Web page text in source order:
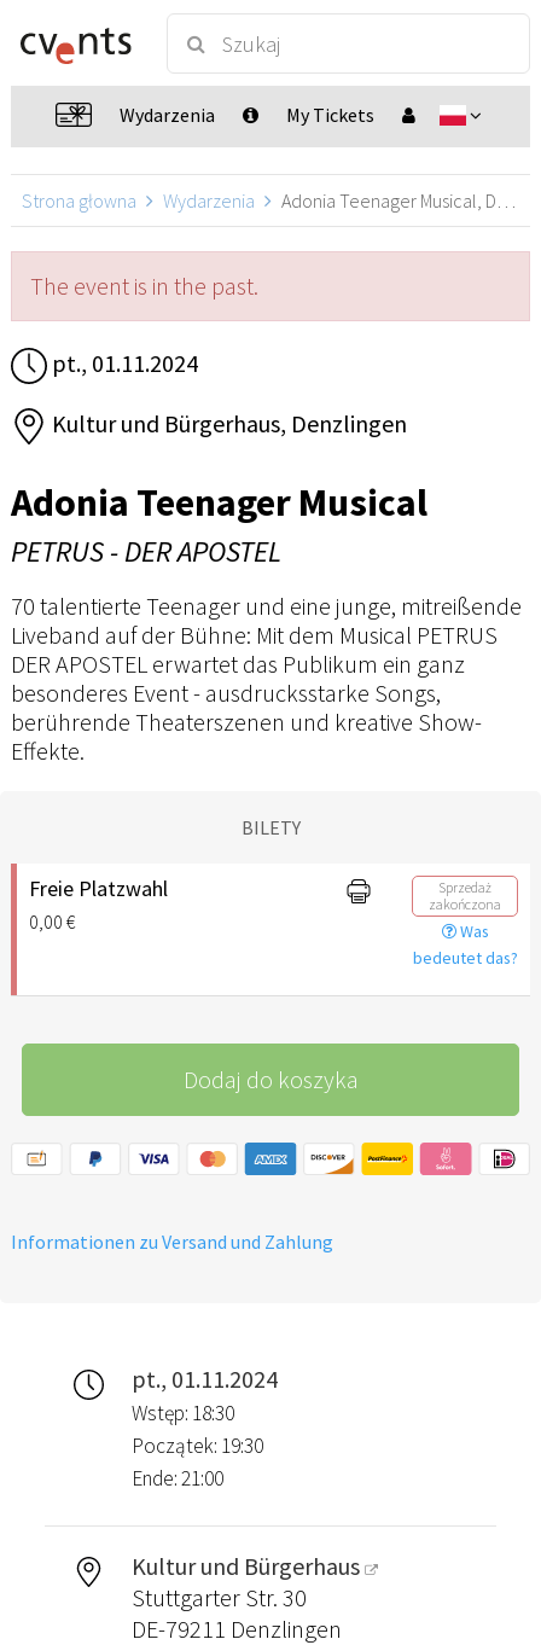
Wydarzenia My Tickets
Strona głowna Wydarzenia Adonia Teenager Musical, Denzlingen
The event is in the past.
pt., 01.11.2024
Kultur und Bürgerhaus, Denzlingen
Adonia Teenager Musical
PETRUS - DER APOSTEL
70 talentierte Teenager und eine junge, mitreißende
Liveband auf der Bühne: Mit dem Musical PETRUS
DER APOSTEL erwartet das Publikum ein ganz
besonderes Event - ausdrucksstarke Songs,
berührende Theaterszenen und kreative Show-
Effekte.
BILETY
Freie Platzwahl
0,00 €
Sprzedaż
zakończona
Was
bedeutet das?
Dodaj do koszyka
Informationen zu Versand und Zahlung
pt., 01.11.2024
Wstęp: 18:30
Początek: 19:30
Ende: 21:00
Kultur und Bürgerhaus
Stuttgarter Str. 30
DE-79211 Denzlingen